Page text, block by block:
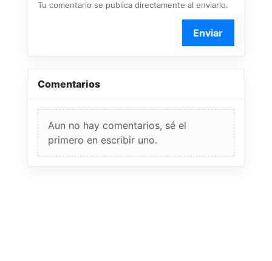
Tu comentario se publica directamente al enviarlo.
Enviar
Comentarios
Aun no hay comentarios, sé el
primero en escribir uno.